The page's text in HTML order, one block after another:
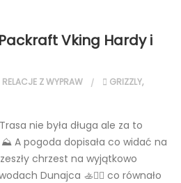
Vking Hardy i
RELACJE Z WYPRAW GRIZZLY,
nie była długa ale za to
A pogoda dopisała co widać na
chrzest na wyjątkowo
Dunajca 🚣🚣‍♂️ co równało